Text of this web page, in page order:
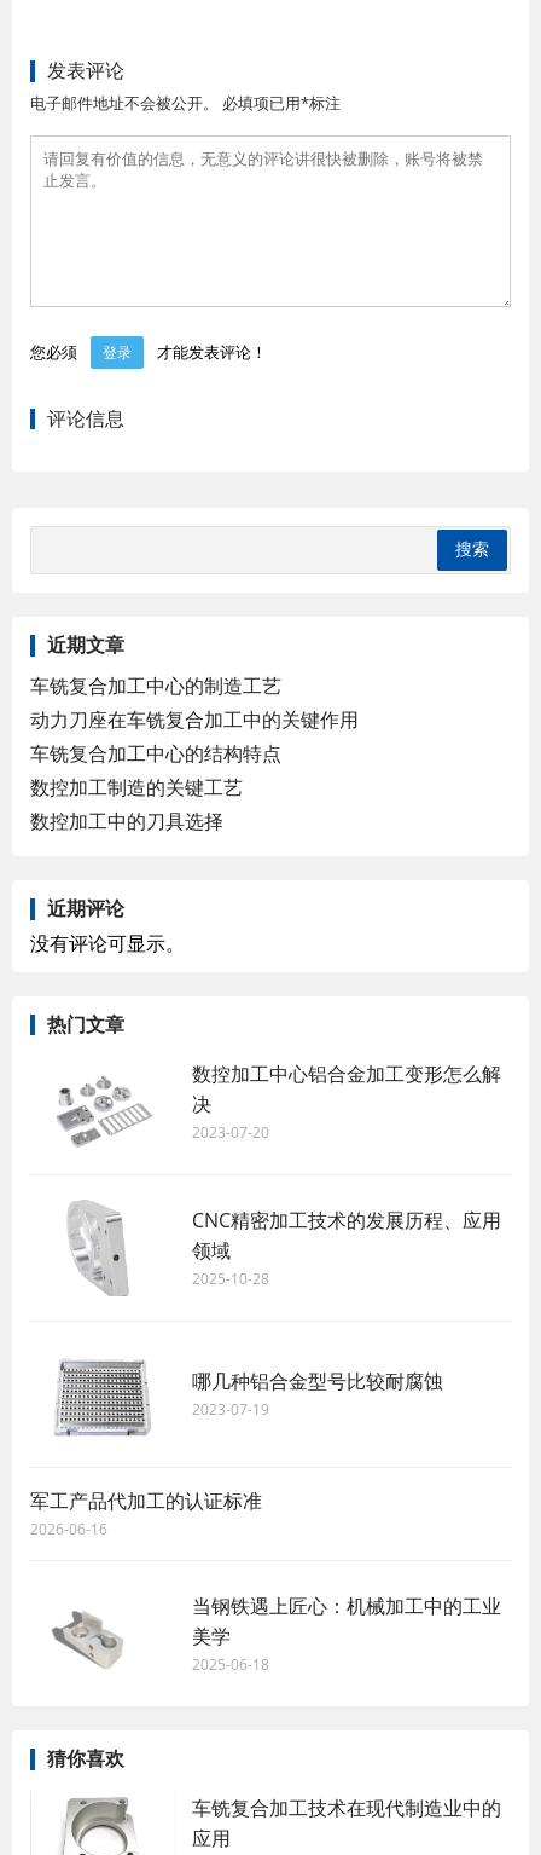
发表评论
电子邮件地址不会被公开。 必填项已用*标注
您必须 登录 才能发表评论！
评论信息
近期文章
车铣复合加工中心的制造工艺
动力刀座在车铣复合加工中的关键作用
车铣复合加工中心的结构特点
数控加工制造的关键工艺
数控加工中的刀具选择
近期评论
没有评论可显示。
热门文章
数控加工中心铝合金加工变形怎么解
决
2023-07-20
CNC精密加工技术的发展历程、应用
领域
2025-10-28
哪几种铝合金型号比较耐腐蚀
2023-07-19
军工产品代加工的认证标准
2026-06-16
当钢铁遇上匠心：机械加工中的工业
美学
2025-06-18
猜你喜欢
车铣复合加工技术在现代制造业中的
应用